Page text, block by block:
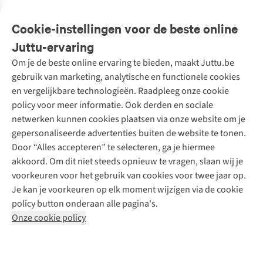
Cookie-instellingen voor de beste online
Juttu-ervaring
Om je de beste online ervaring te bieden, maakt Juttu.be
gebruik van marketing, analytische en functionele cookies
en vergelijkbare technologieën. Raadpleeg onze cookie
policy voor meer informatie. Ook derden en sociale
netwerken kunnen cookies plaatsen via onze website om je
gepersonaliseerde advertenties buiten de website te tonen.
Door “Alles accepteren” te selecteren, ga je hiermee
akkoord. Om dit niet steeds opnieuw te vragen, slaan wij je
voorkeuren voor het gebruik van cookies voor twee jaar op.
Je kan je voorkeuren op elk moment wijzigen via de cookie
policy button onderaan alle pagina's.
Onze cookie policy
Bestellen
Betalen
10% studentenkorting
Klarna - achteraf betalen
Levering
Retourneren
Bestelling herroepen
Garantie
Contact
Onze diensten
Tweedehands - ReJUsed
Kledingatelier
Personal shopping
Textielbox
Events / workshops
Juttu
Over ons
Juttu Friends
Inspiratie
Werken bij Juttu
Onze winkels
De wereld van Juttu
Verantwoord ondernemen
Toegankelijkheidsverklaring
Merken
Nathalie Vleeschouwer
Selected dames
HKLiving
Dickies
Sessùn
Strom
O My Bag
Revolution
Meld je aan voor de nieuwsbrief
Follow us